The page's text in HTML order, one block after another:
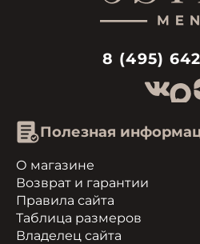
8 (495)
Полезная
О магазине
Возврат и гарантии
Правила сайта
Таблица размеров
Владелец сайта